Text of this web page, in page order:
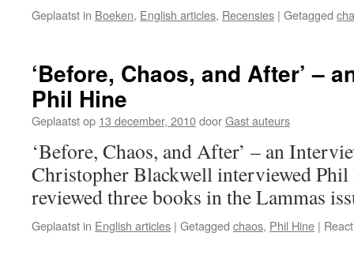
Geplaatst in Boeken, English articles, Recensies | Getagged
‘Before, Chaos, and After’ –
Phil Hine
Geplaatst op 13 december, 2010doorGast auteurs
‘Before, Chaos, and After’ – an
Christopher Blackwell interviewed
reviewed three books in the Lammas
Geplaatst in English articles | Getagged chaos, Phil Hine |